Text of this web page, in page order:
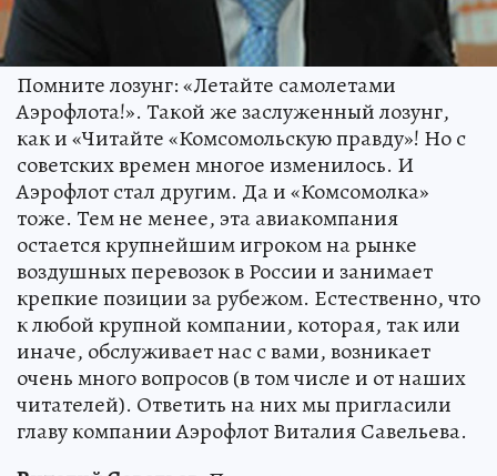
Помните лозунг: «Летайте самолетами
Аэрофлота!». Такой же заслуженный лозунг,
как и «Читайте «Комсомольскую правду»! Но с
советских времен многое изменилось. И
Аэрофлот стал другим. Да и «Комсомолка»
тоже. Тем не менее, эта авиакомпания
остается крупнейшим игроком на рынке
воздушных перевозок в России и занимает
крепкие позиции за рубежом. Естественно, что
к любой крупной компании, которая, так или
иначе, обслуживает нас с вами, возникает
очень много вопросов (в том числе и от наших
читателей). Ответить на них мы пригласили
главу компании Аэрофлот Виталия Савельева.